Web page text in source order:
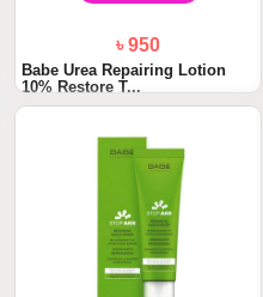
৳ 950
Babe Urea Repairing Lotion
10% Restore T...